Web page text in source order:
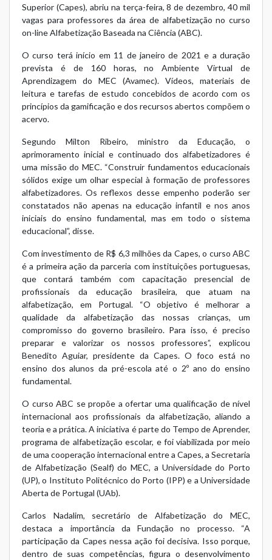
Superior (Capes), abriu na terça-feira, 8 de dezembro, 40 mil
vagas para professores da área de alfabetização no curso
on-line Alfabetização Baseada na Ciência (ABC).
O curso terá início em 11 de janeiro de 2021 e a duração
prevista é de 160 horas, no Ambiente Virtual de
Aprendizagem do MEC (Avamec). Vídeos, materiais de
leitura e tarefas de estudo concebidos de acordo com os
princípios da gamificação e dos recursos abertos compõem o
acervo.
Segundo Milton Ribeiro, ministro da Educação, o
aprimoramento inicial e continuado dos alfabetizadores é
uma missão do MEC. “Construir fundamentos educacionais
sólidos exige um olhar especial à formação de professores
alfabetizadores. Os reflexos desse empenho poderão ser
constatados não apenas na educação infantil e nos anos
iniciais do ensino fundamental, mas em todo o sistema
educacional”, disse.
Com investimento de R$ 6,3 milhões da Capes, o curso ABC
é a primeira ação da parceria com instituições portuguesas,
que contará também com capacitação presencial de
profissionais da educação brasileira, que atuam na
alfabetização, em Portugal. “O objetivo é melhorar a
qualidade da alfabetização das nossas crianças, um
compromisso do governo brasileiro. Para isso, é preciso
preparar e valorizar os nossos professores”, explicou
Benedito Aguiar, presidente da Capes. O foco está no
ensino dos alunos da pré-escola até o 2º ano do ensino
fundamental.
O curso ABC se propõe a ofertar uma qualificação de nível
internacional aos profissionais da alfabetização, aliando a
teoria e a prática. A iniciativa é parte do Tempo de Aprender,
programa de alfabetização escolar, e foi viabilizada por meio
de uma cooperação internacional entre a Capes, a Secretaria
de Alfabetização (Sealf) do MEC, a Universidade do Porto
(UP), o Instituto Politécnico do Porto (IPP) e a Universidade
Aberta de Portugal (UAb).
Carlos Nadalim, secretário de Alfabetização do MEC,
destaca a importância da Fundação no processo. “A
participação da Capes nessa ação foi decisiva. Isso porque,
dentro de suas competências, figura o desenvolvimento